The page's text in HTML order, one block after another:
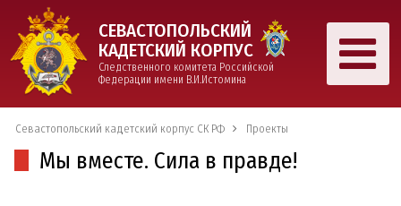
СЕВАСТОПОЛЬСКИЙ
КАДЕТСКИЙ КОРПУС
Следственного комитета Российской
Федерации имени В.И.Истомина
Севастопольский кадетский корпус СК РФ Проекты
Мы вместе. Сила в правде!